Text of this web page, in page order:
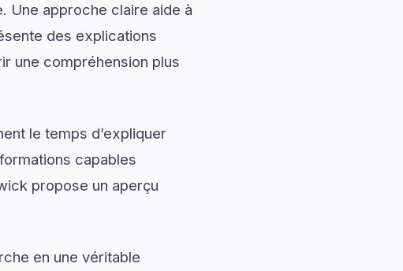
Une approche claire aide à
des explications
une compréhension plus
le temps d’expliquer
capables
propose un aperçu
en une véritable